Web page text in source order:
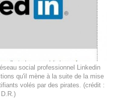
social professionnel Linkedin
qu'il mène à la suite de la mise
volés par des pirates. (crédit :
D.R.)